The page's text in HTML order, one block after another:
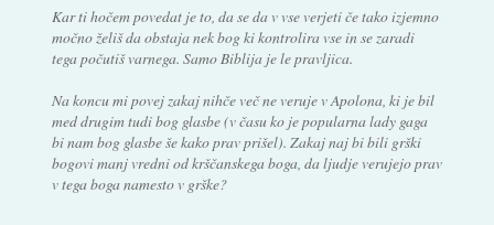
Kar ti hočem povedat je to, da se da v vse verjeti če tako izjemno
močno želiš da obstaja nek bog ki kontrolira vse in se zaradi
tega počutiš varnega. Samo Biblija je le pravljica.
Na koncu mi povej zakaj nihče več ne veruje v Apolona, ki je bil
med drugim tudi bog glasbe (v času ko je popularna lady gaga
bi nam bog glasbe še kako prav prišel). Zakaj naj bi bili grški
bogovi manj vredni od krščanskega boga, da ljudje verujejo prav
v tega boga namesto v grške?